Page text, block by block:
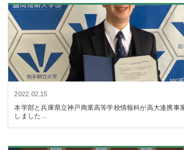
2022.02.15
本学部と兵庫県立神戸商業高等学校情報科が高大連携事
しました...